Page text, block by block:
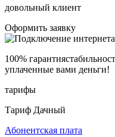
довольный клиент
Оформить заявку
100% гарантия
уплаченные вами деньги!
тарифы
Тариф Дачный
Абонентская плата